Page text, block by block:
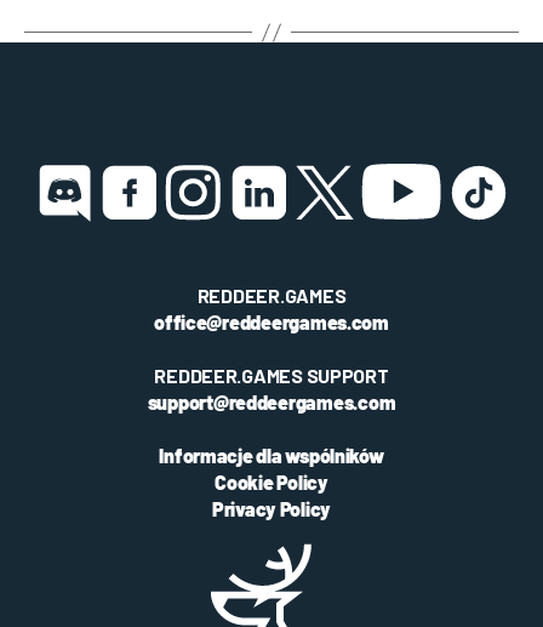
REDDEER.GAMES
office@reddeergames.com
REDDEER.GAMES SUPPORT
support@reddeergames.com
Informacje dla wspólników
Cookie Policy
Privacy Policy